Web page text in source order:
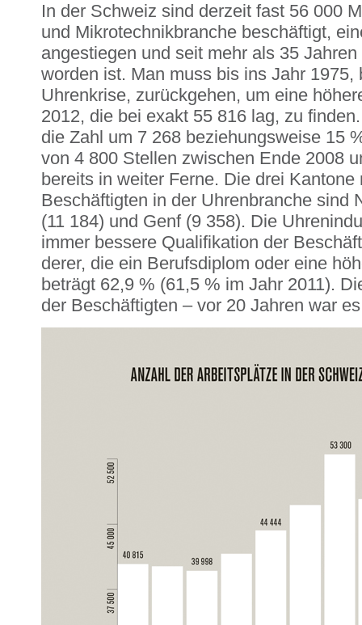
In der Schweiz sind derzeit fast 56 000
und Mikrotechnikbranche beschäftigt,
angestiegen und seit mehr als 35
worden ist. Man muss bis ins Jahr 1975,
Uhrenkrise, zurückgehen, um eine
2012, die bei exakt 55 816 lag, zu
die Zahl um 7 268 beziehungsweise 15
von 4 800 Stellen zwischen Ende 2008
bereits in weiter Ferne. Die drei Kantone
Beschäftigten in der Uhrenbranche sind
(11 184) und Genf (9 358). Die
immer bessere Qualifikation der
derer, die ein Berufsdiplom oder eine
beträgt 62,9 % (61,5 % im Jahr 2011).
der Beschäftigten – vor 20 Jahren war